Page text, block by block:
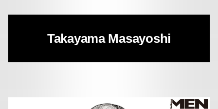
Takayama Masayoshi